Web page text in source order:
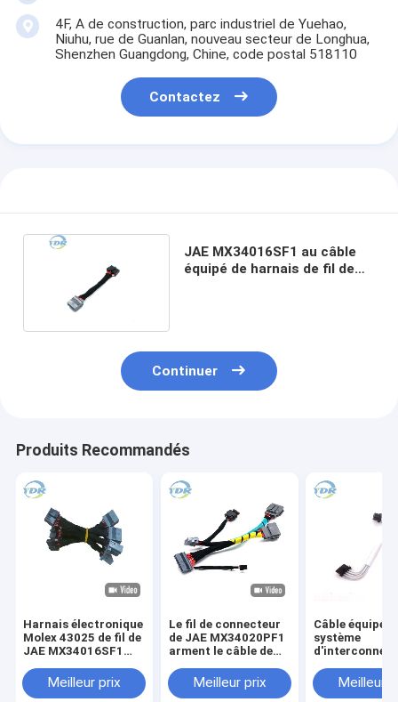
4F, A de construction, parc industriel de Yuehao,
Niuhu, rue de Guanlan, nouveau secteur de Longhua,
Shenzhen Guangdong, Chine, code postal 518110
Contactez
JAE MX34016SF1 au câble
équipé de harnais de fil de
Continuer
Produits Recommandés
Harnais électronique
Molex 43025 de fil de
JAE MX34016SF1
Meilleur prix
Le fil de connecteur
de JAE MX34020PF1
arment le câble de
TE 1-1456426-5
Meilleur prix
Câble équipé
système
connecteur de
Meilleur